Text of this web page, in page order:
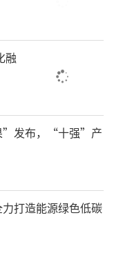
融
”发布，“十强”产
打造能源绿色低碳